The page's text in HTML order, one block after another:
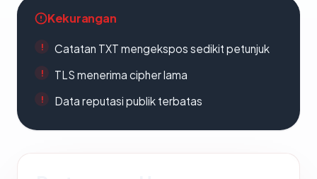
Kekurangan
Catatan TXT mengekspos sedikit petunjuk
TLS menerima cipher lama
Data reputasi publik terbatas